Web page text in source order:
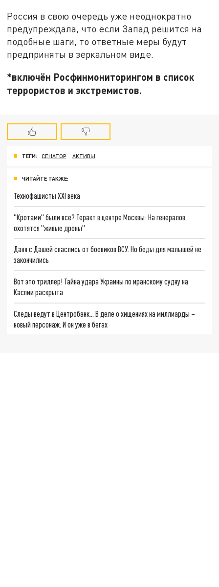
Россия в свою очередь уже неоднократно
предупреждала, что если Запад решится на
подобные шаги, то ответные меры будут
предприняты в зеркальном виде.
*включён Росфинмониторингом в список
террористов и экстремистов.
ТЕГИ: СЕНАТОР АКТИВЫ
ЧИТАЙТЕ ТАКЖЕ:
Технофашисты XXI века
"Кротами" были все? Теракт в центре Москвы: На генералов
охотятся "живые дроны"
Даня с Дашей спаслись от боевиков ВСУ. Но беды для малышей не
закончились
Вот это триллер! Тайна удара Украины по иранскому судну на
Каспии раскрыта
Следы ведут в Центробанк… В деле о хищениях на миллиарды –
новый персонаж. И он уже в бегах